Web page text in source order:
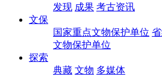
发现 成果 考古资讯
文保
国家重点文物保护单位
文物保护单位
探索
典藏 文物 多媒体